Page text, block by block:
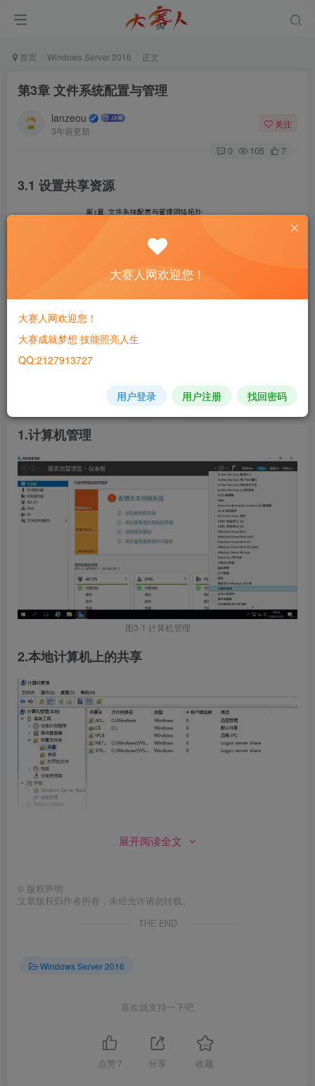
首页 Windows Server 2016 正文
第3章 文件系统配置与管理
lanzeou
3年前更新
关注
0 105 7
3.1 设置共享资源
图3 文件系统配置与管理拓扑
1.计算机管理
图3-1 计算机管理
2.本地计算机上的共享
图3-3 新建共享
4.设置共享文件夹路径
展开阅读全文
© 版权声明
文章版权归作者所有，未经允许请勿转载。
THE END
Windows Server 2016
喜欢就支持一下吧
点赞 7 分享 收藏
大赛人网欢迎您！
大赛人网欢迎您！
大赛成就梦想 技能照亮人生
QQ:2127913727
用户登录 用户注册 找回密码